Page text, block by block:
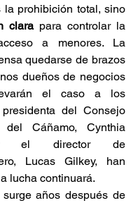
la prohibición total, sino
clara para controlar la
a menores. La
quedarse de brazos
dueños de negocios
el caso a los
del Consejo
Cáñamo, Cynthia
el director de
Lucas Gilkey, han
lucha continuará.
años después de